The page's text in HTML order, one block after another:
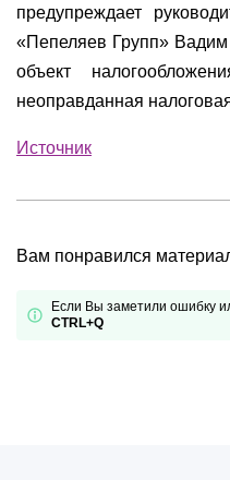
предупреждает
«Пепеляев Групп»
объект
неоправданная
Источник
Вам понравился
Если Вы заметили ошибку
CTRL+Q